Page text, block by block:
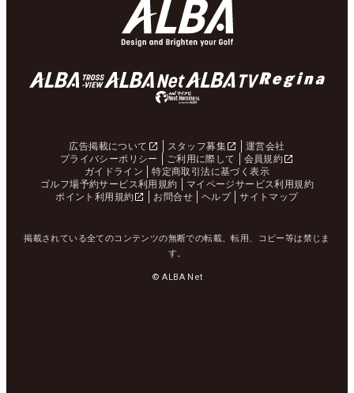
広告掲載について スタッフ募集
運営会社
プライバシーポリシー
ご利用に際して
会員規約
ガイドライン
特定商取引法に基づく表示
ゴルフ場予約サービス利用規約
マイページサービス利用規約
ポイント利用規約
お問合せ ヘルプ サイトマップ
掲載されている全てのコンテンツの無断での転載、転用、コピー等は禁じま
す。
© ALBA Net